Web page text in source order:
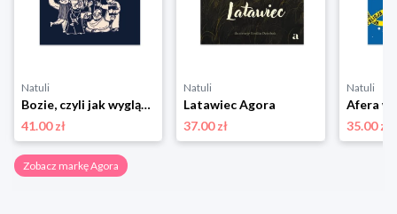
Natuli
Bozie, czyli jak wygląda Bóg Agora
41.00 zł
Natuli
Latawiec Agora
37.00 zł
Natuli
35.00 zł
Zobacz markę Agora